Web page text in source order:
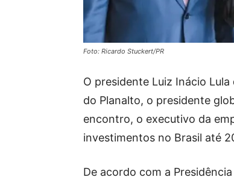
Foto: Ricardo Stuckert/PR
O presidente Luiz Inácio
do Planalto, o presidente
encontro, o executivo da
investimentos no Brasil até
De acordo com a